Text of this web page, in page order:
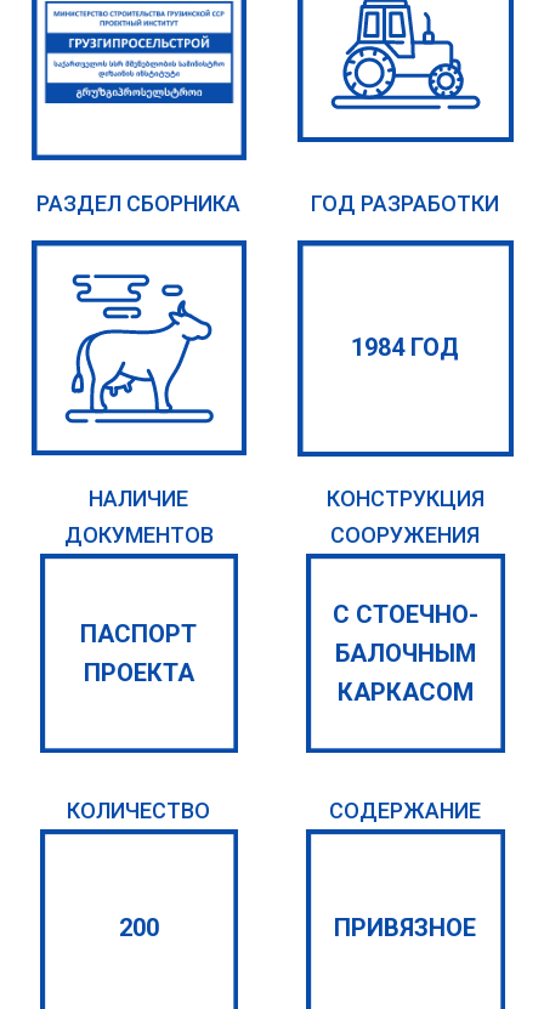
РАЗДЕЛ СБОРНИКА ГОД РАЗРАБОТКИ
1984 ГОД
НАЛИЧИЕ
ДОКУМЕНТОВ
ПАСПОРТ
ПРОЕКТА
КОНСТРУКЦИЯ
СООРУЖЕНИЯ
С СТОЕЧНО-
БАЛОЧНЫМ
КАРКАСОМ
КОЛИЧЕСТВО
200
СОДЕРЖАНИЕ
ПРИВЯЗНОЕ